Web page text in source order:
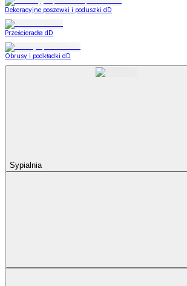
Dekoracyjne poszewki i poduszki dD
Prześcieradła dD
Obrusy i podkładki dD
Sypialnia